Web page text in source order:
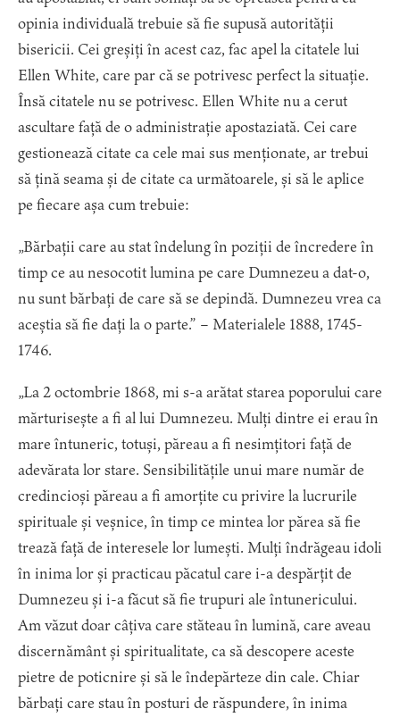
opinia individuală trebuie să fie supusă autorității
bisericii. Cei greșiți în acest caz, fac apel la citatele lui
Ellen White, care par că se potrivesc perfect la situație.
Însă citatele nu se potrivesc. Ellen White nu a cerut
ascultare față de o administrație apostaziată. Cei care
gestionează citate ca cele mai sus menționate, ar trebui
să țină seama și de citate ca următoarele, și să le aplice
pe fiecare așa cum trebuie:
„Bărbații care au stat îndelung în poziții de încredere în
timp ce au nesocotit lumina pe care Dumnezeu a dat-o,
nu sunt bărbați de care să se depindă. Dumnezeu vrea ca
aceștia să fie dați la o parte.” – Materialele 1888, 1745-
1746.
„La 2 octombrie 1868, mi s-a arătat starea poporului care
mărturisește a fi al lui Dumnezeu. Mulți dintre ei erau în
mare întuneric, totuși, păreau a fi nesimțitori față de
adevărata lor stare. Sensibilitățile unui mare număr de
credincioși păreau a fi amorțite cu privire la lucrurile
spirituale și veșnice, în timp ce mintea lor părea să fie
trează față de interesele lor lumești. Mulți îndrăgeau idoli
în inima lor și practicau păcatul care i-a despărțit de
Dumnezeu și i-a făcut să fie trupuri ale întunericului.
Am văzut doar câțiva care stăteau în lumină, care aveau
discernământ și spiritualitate, ca să descopere aceste
pietre de poticnire și să le îndepărteze din cale. Chiar
bărbați care stau în posturi de răspundere, în inima